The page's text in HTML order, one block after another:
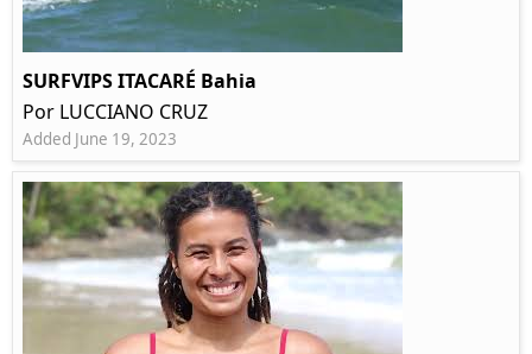
SURFVIPS ITACARÉ Bahia
Por LUCCIANO CRUZ
Added June 19, 2023